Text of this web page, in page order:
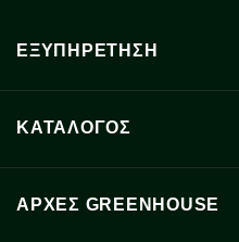
ΕΞΥΠΗΡΕΤΗΣΗ
ΚΑΤΑΛΟΓΟΣ
ΑΡΧΈΣ GREENHOUSE